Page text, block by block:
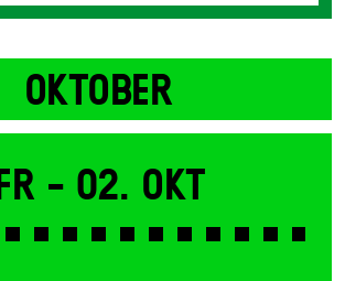
OKTOBER
Fr - 02. Okt